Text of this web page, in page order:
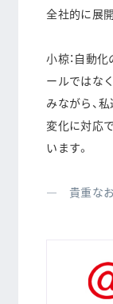
全社的に展
小椋：自動
ールではな
みながら、
変化に対応
います。
― 貴重なお